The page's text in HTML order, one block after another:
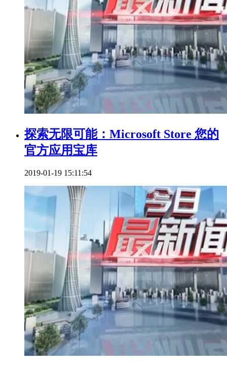
探索无限可能：Microsoft Store 您的
官方应用宝库
2019-01-19 15:11:54